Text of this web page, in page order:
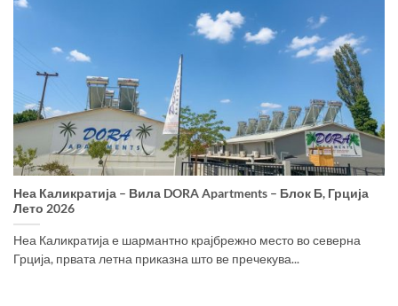
Неа Каликратија – Вила DORA Apartments – Блок Б, Грција
Лето 2026
Неа Каликратија е шармантно крајбрежно место во северна
Грција, првата летна приказна што ве пречекува...